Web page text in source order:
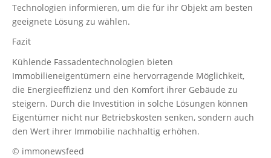
Technologien informieren, um die für ihr Objekt am besten
geeignete Lösung zu wählen.
Fazit
Kühlende Fassadentechnologien bieten
Immobilieneigentümern eine hervorragende Möglichkeit,
die Energieeffizienz und den Komfort ihrer Gebäude zu
steigern. Durch die Investition in solche Lösungen können
Eigentümer nicht nur Betriebskosten senken, sondern auch
den Wert ihrer Immobilie nachhaltig erhöhen.
© immonewsfeed